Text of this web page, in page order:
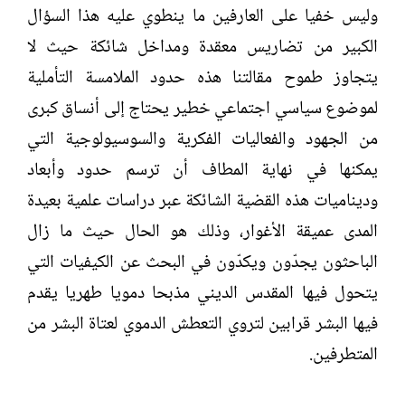
وليس خفيا على العارفين ما ينطوي عليه هذا السؤال
الكبير من تضاريس معقدة ومداخل شائكة حيث لا
يتجاوز طموح مقالتنا هذه حدود الملامسة التأملية
لموضوع سياسي اجتماعي خطير يحتاج إلى أنساق كبرى
من الجهود والفعاليات الفكرية والسوسيولوجية التي
يمكنها في نهاية المطاف أن ترسم حدود وأبعاد
وديناميات هذه القضية الشائكة عبر دراسات علمية بعيدة
المدى عميقة الأغوار، وذلك هو الحال حيث ما زال
الباحثون يجدّون ويكدّون في البحث عن الكيفيات التي
يتحول فيها المقدس الديني مذبحا دمويا طهريا يقدم
فيها البشر قرابين لتروي التعطش الدموي لعتاة البشر من
المتطرفين.